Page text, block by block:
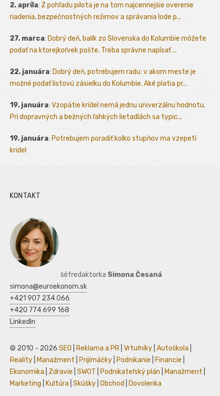
2. apríla: Z pohľadu pilota je na tom najcennejšie overenie
riadenia, bezpečnostných režimov a správania lode p...
27. marca: Dobrý deň, balík zo Slovenska do Kolumbie môžete
podať na ktorejkoľvek pošte. Treba správne napísať ...
22. januára: Dobrý deň, potrebujem radu: v akom meste je
možné podať listovú zásielku do Kolumbie. Aké platia pr...
19. januára: Vzopätie krídel nemá jednu univerzálnu hodnotu.
Pri dopravných a bežných ľahkých lietadlách sa typic...
19. januára: Potrebujem poradiť kolko stupňov ma vzepetí
kridel
KONTAKT
šéfredaktorka Simona Česaná
simona@euroekonom.sk
+421 907 234 066
+420 774 699 168
LinkedIn
© 2010 - 2026 SEO Reklama a PR Vrtuľníky Autoškola
Reality
Manažment Prijímáčky Podnikanie Financie
Ekonomika
Zdravie SWOT Podnikateľský plán Manažment
Marketing
Kultúra Skúšky Obchod Dovolenka